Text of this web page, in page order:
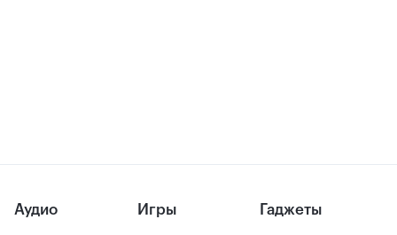
Аудио Игры Гаджеты